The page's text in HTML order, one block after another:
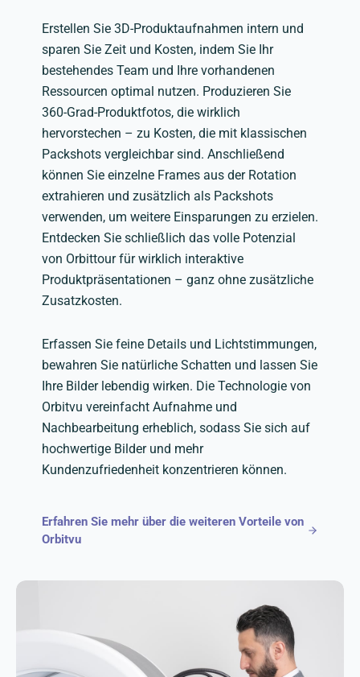
Erstellen Sie 3D-Produktaufnahmen intern und
sparen Sie Zeit und Kosten, indem Sie Ihr
bestehendes Team und Ihre vorhandenen
Ressourcen optimal nutzen. Produzieren Sie
360-Grad-Produktfotos, die wirklich
hervorstechen – zu Kosten, die mit klassischen
Packshots vergleichbar sind. Anschließend
können Sie einzelne Frames aus der Rotation
extrahieren und zusätzlich als Packshots
verwenden, um weitere Einsparungen zu erzielen.
Entdecken Sie schließlich das volle Potenzial
von Orbittour für wirklich interaktive
Produktpräsentationen – ganz ohne zusätzliche
Zusatzkosten.
Erfassen Sie feine Details und Lichtstimmungen,
bewahren Sie natürliche Schatten und lassen Sie
Ihre Bilder lebendig wirken. Die Technologie von
Orbitvu vereinfacht Aufnahme und
Nachbearbeitung erheblich, sodass Sie sich auf
hochwertige Bilder und mehr
Kundenzufriedenheit konzentrieren können.
Erfahren Sie mehr über die weiteren Vorteile von
Orbitvu